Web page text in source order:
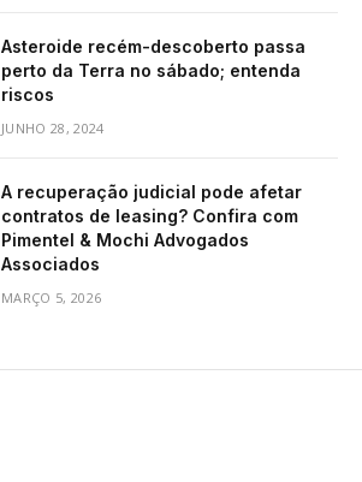
Asteroide recém-descoberto passa
perto da Terra no sábado; entenda
riscos
JUNHO 28, 2024
A recuperação judicial pode afetar
contratos de leasing? Confira com
Pimentel & Mochi Advogados
Associados
MARÇO 5, 2026